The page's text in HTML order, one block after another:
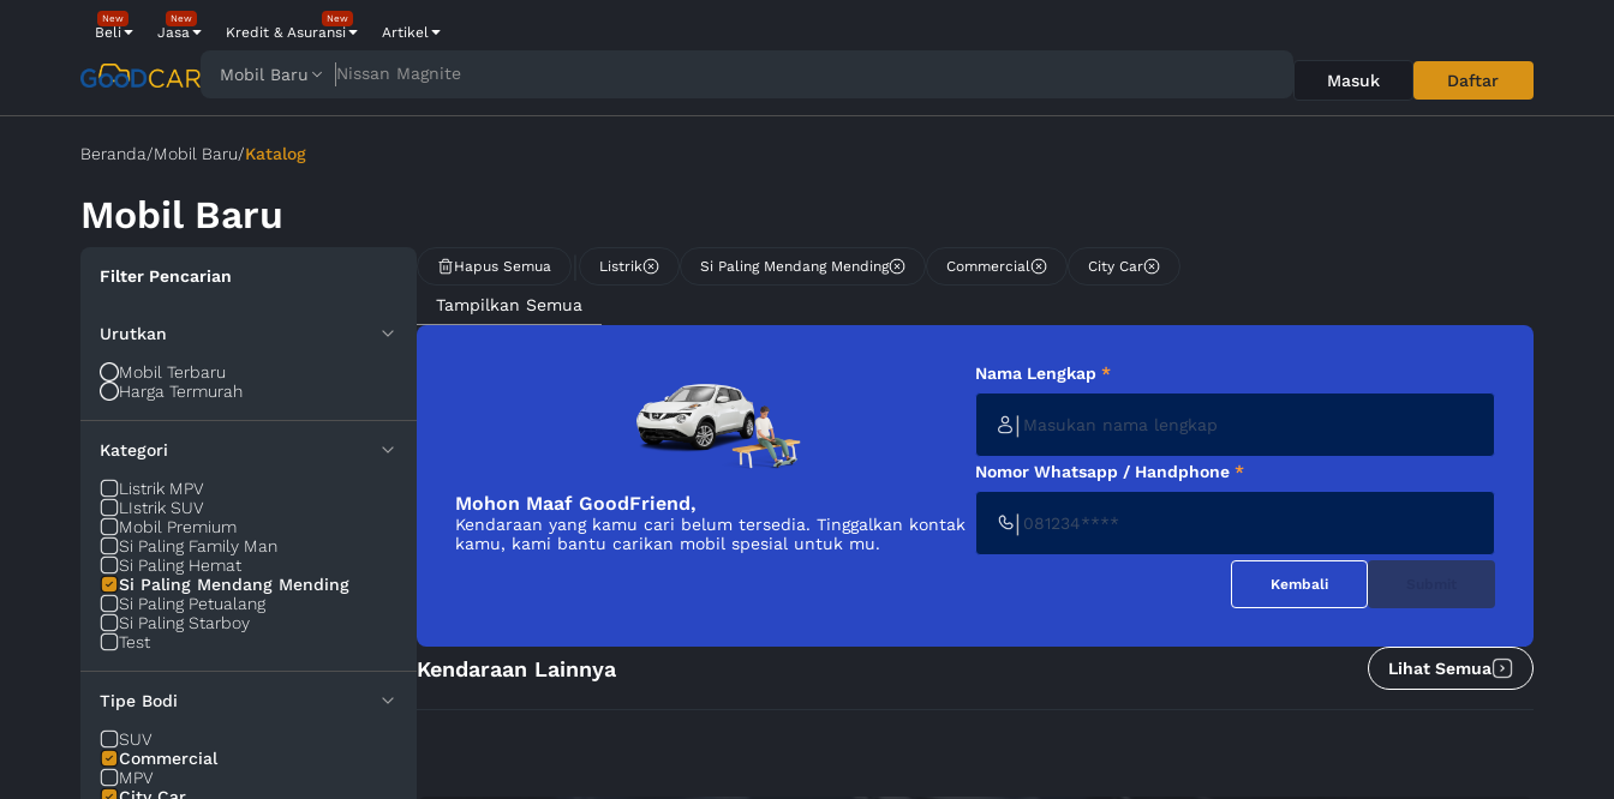
Beli
New
Jasa
New
Kredit & Asuransi
New
Artikel
Mobil Baru Nissan Magnite Masuk Daftar
Beranda/Mobil Baru/Katalog
Mobil Baru
Filter Pencarian
Urutkan
Mobil Terbaru
Harga Termurah
Kategori
Listrik MPV
LIstrik SUV
Mobil Premium
Si Paling Family Man
Si Paling Hemat
Si Paling Mendang Mending
Si Paling Petualang
Si Paling Starboy
Test
Tipe Bodi
SUV
Commercial
MPV
Hapus Semua Listrik Si Paling Mendang Mending Commercial City Car
Tampilkan Semua
Mohon Maaf GoodFriend,
Kendaraan yang kamu cari belum tersedia. Tinggalkan kontak
kamu, kami bantu carikan mobil spesial untuk mu.
Nama Lengkap *
|
Nomor Whatsapp / Handphone *
|
Kembali
Kendaraan Lainnya Lihat Semua